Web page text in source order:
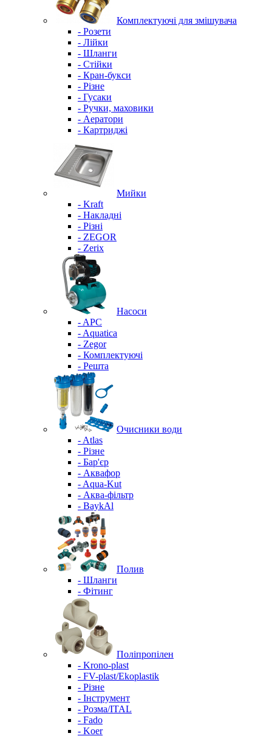
Комплектуючі для змішувача
- Розети
- Лійки
- Шланги
- Стійки
- Кран-букси
- Різне
- Гусаки
- Ручки, маховики
- Аератори
- Картриджі
Мийки
- Kraft
- Накладні
- Різні
- ZEGOR
- Zerix
Насоси
- APC
- Aquatica
- Zegor
- Комплектуючі
- Решта
Очисники води
- Atlas
- Різне
- Бар'єр
- Аквафор
- Aqua-Kut
- Аква-фільтр
- BaykAl
Полив
- Шланги
- Фітинг
Поліпропілен
- Krono-plast
- FV-plast/Ekoplastik
- Різне
- Інструмент
- Розма/ITAL
- Fado
- Koer